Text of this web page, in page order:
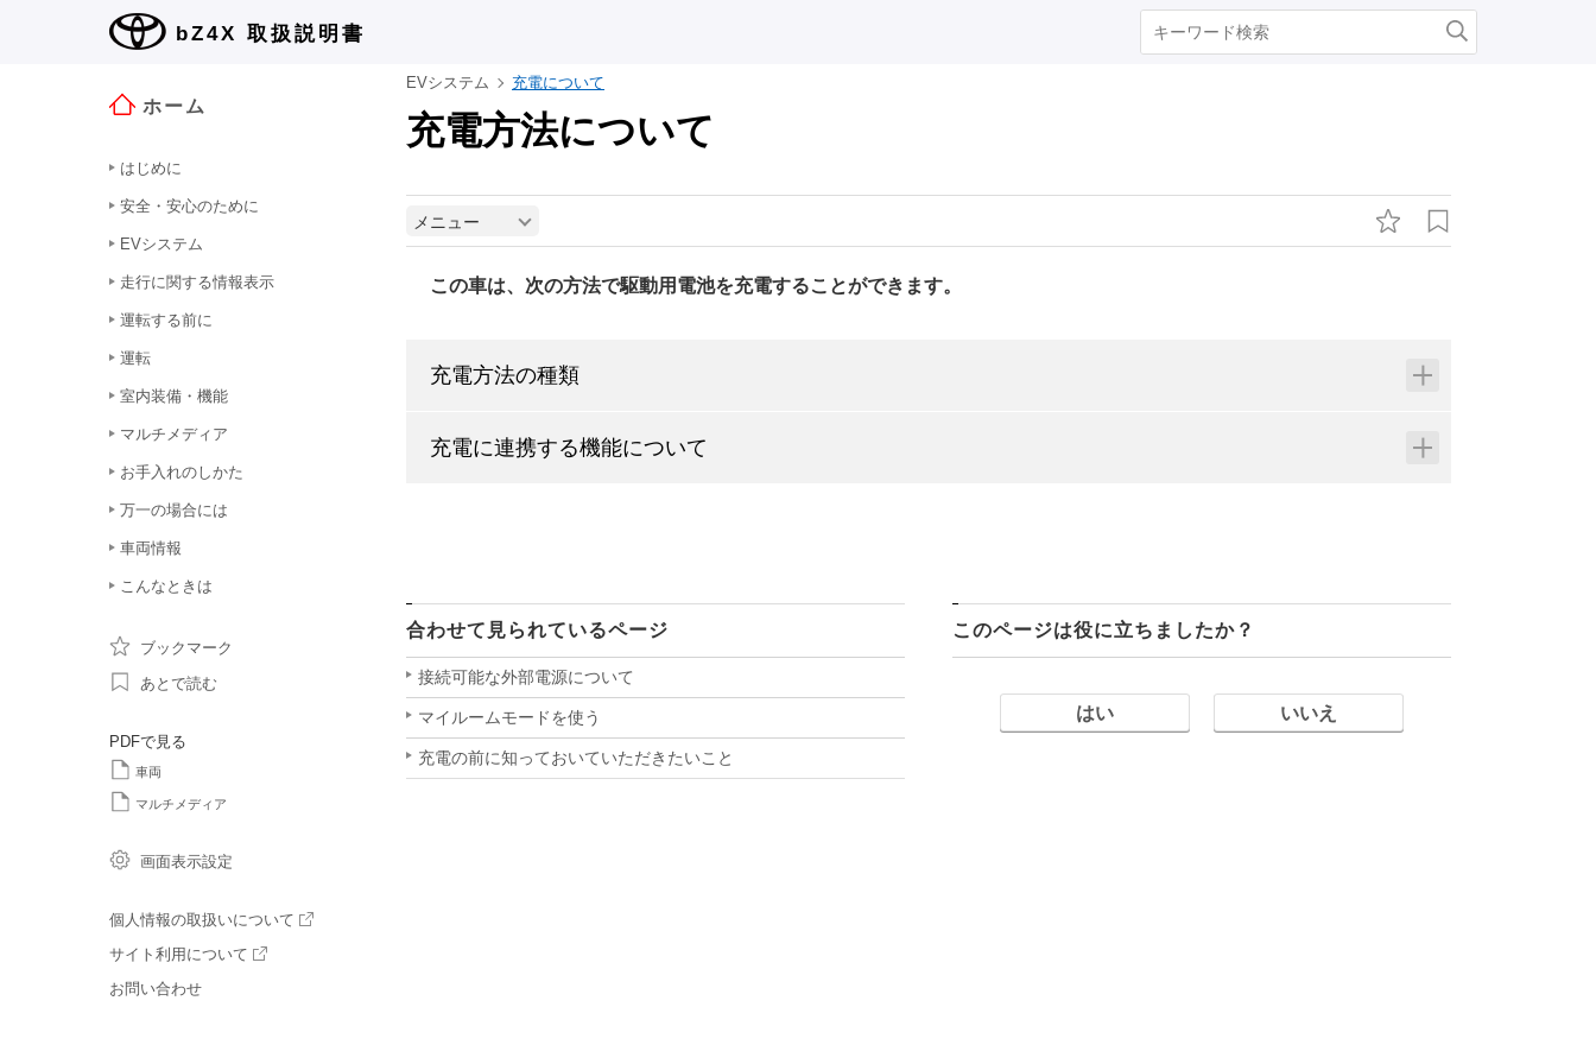
bZ4X 取扱説明書
ホーム
はじめに
安全・安心のために
EVシステム
走行に関する情報表示
運転する前に
運転
室内装備・機能
マルチメディア
お手入れのしかた
万一の場合には
車両情報
こんなときは
ブックマーク
あとで読む
PDFで見る
車両
マルチメディア
画面表示設定
個人情報の取扱いについて
サイト利用について
お問い合わせ
EVシステム 充電について
充電方法について
メニュー
この車は、次の方法で駆動用電池を充電することができます。
充電方法の種類
充電に連携する機能について
合わせて見られているページ
接続可能な外部電源について
マイルームモードを使う
充電の前に知っておいていただきたいこと
このページは役に立ちましたか？
はい いいえ